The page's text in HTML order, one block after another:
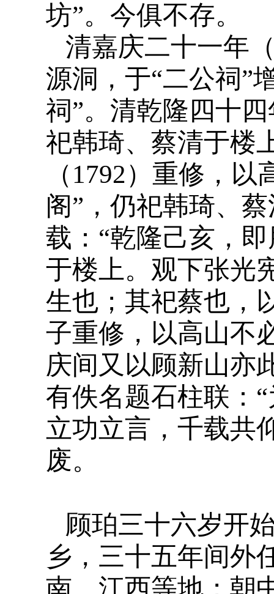
坊”。今俱不存。
清嘉庆二十一年
源洞，于“二公祠”
祠”。清乾隆四十
祀韩琦、蔡清于楼
（1792）重修，
阁”，仍祀韩琦、
载：“乾隆己亥，
于楼上。观下张光
生也；其祀蔡也，
子重修，以高山不
庆间又以顾新山亦
有佚名题石柱联：
立功立言，千载共
废。
顾珀三十六岁开
乡，三十五年间外
南、江西等地；朝